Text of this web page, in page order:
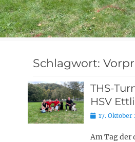
Schlagwort:
THS-
HSV
Posted
17. Oktober
Am Tag der